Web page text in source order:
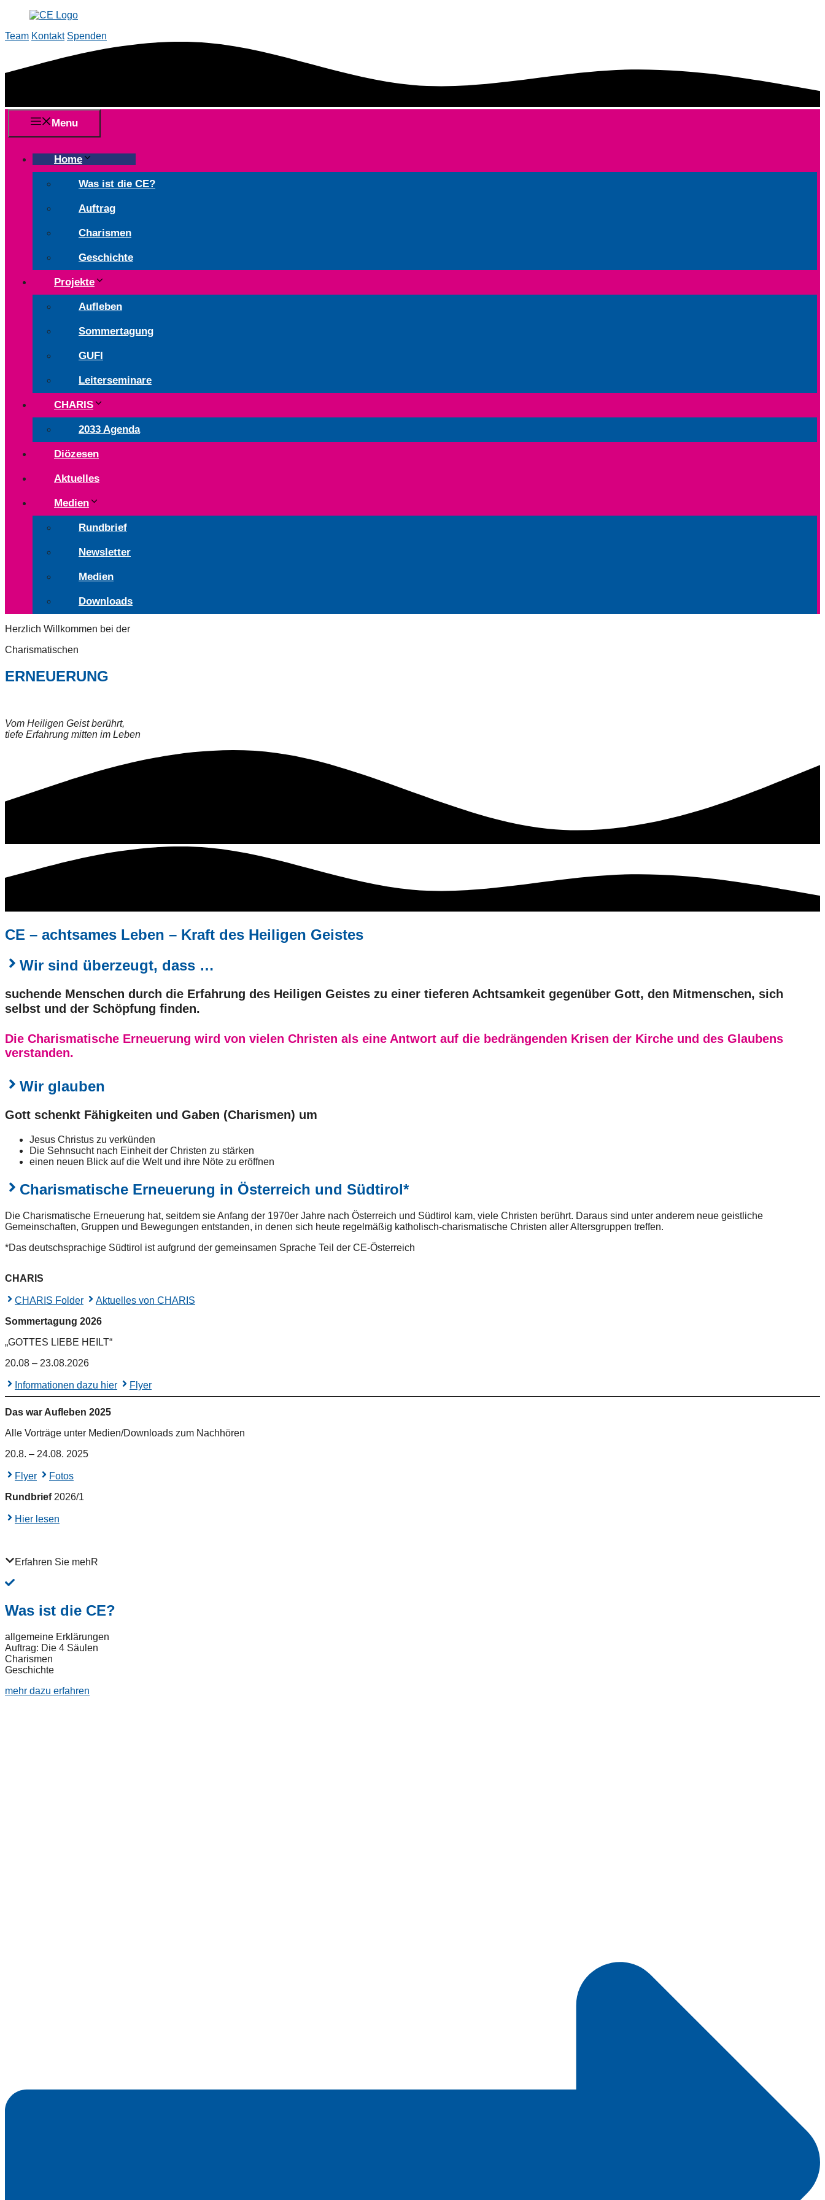
content
Team Kontakt Spenden
Menu
Home
Was ist die CE?
Auftrag
Charismen
Geschichte
Projekte
Aufleben
Sommertagung
GUFI
Leiterseminare
CHARIS
2033 Agenda
Diözesen
Aktuelles
Medien
Rundbrief
Newsletter
Medien
Downloads
Herzlich Willkommen bei der
Charismatischen
ERNEUERUNG
Vom Heiligen Geist berührt,
tiefe Erfahrung mitten im Leben
CE – achtsames Leben – Kraft des Heiligen Geistes
Wir sind überzeugt, dass …
suchende Menschen durch die Erfahrung des Heiligen Geistes zu einer tieferen Achtsamkeit gegenüber Gott, den Mitmenschen, sich
selbst und der Schöpfung finden.
Die Charismatische Erneuerung wird von vielen Christen als eine Antwort auf die bedrängenden Krisen der Kirche und des Glaubens
verstanden.
Wir glauben
Gott schenkt Fähigkeiten und Gaben (Charismen) um
Jesus Christus zu verkünden
Die Sehnsucht nach Einheit der Christen zu stärken
einen neuen Blick auf die Welt und ihre Nöte zu eröffnen
Charismatische Erneuerung in Österreich und Südtirol*
Die Charismatische Erneuerung hat, seitdem sie Anfang der 1970er Jahre nach Österreich und Südtirol kam, viele Christen berührt. Daraus sind unter anderem neue geistliche
Gemeinschaften, Gruppen und Bewegungen entstanden, in denen sich heute regelmäßig katholisch-charismatische Christen aller Altersgruppen treffen.
*Das deutschsprachige Südtirol ist aufgrund der gemeinsamen Sprache Teil der CE-Österreich
CHARIS
CHARIS Folder
Aktuelles von CHARIS
Sommertagung 2026
„GOTTES LIEBE HEILT“
20.08 – 23.08.2026
Informationen dazu hier Flyer
Das war Aufleben 2025
Alle Vorträge unter Medien/Downloads zum Nachhören
20.8. – 24.08. 2025
Flyer
Fotos
Rundbrief2026/1
Hier lesen
Erfahren Sie mehR
Was ist die CE?
allgemeine Erklärungen
Auftrag: Die 4 Säulen
Charismen
Geschichte
mehr dazu erfahren